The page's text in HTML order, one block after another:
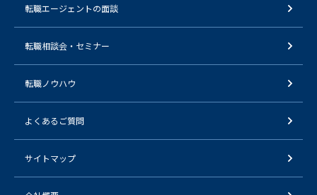
転職エージェントの面談
転職相談会・セミナー
転職ノウハウ
よくあるご質問
サイトマップ